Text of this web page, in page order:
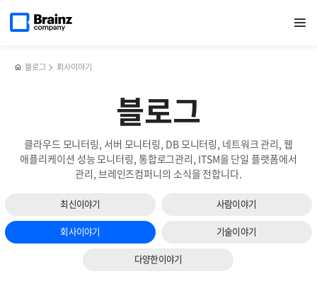
열기
페이지로
블로그 회사이야기
블로그
클라우드 모니터링, 서버 모니터링, DB 모니터링, 네트워크 관리, 웹
애플리케이션 성능 모니터링, 통합로그관리, ITSM을 단일 플랫폼에서
관리, 브레인즈컴퍼니의 소식을 전합니다.
최신이야기 사람이야기
회사이야기 기술이야기
다양한이야기
Fluentd에
알아야
서비스
관리하는
다음
슬라이드